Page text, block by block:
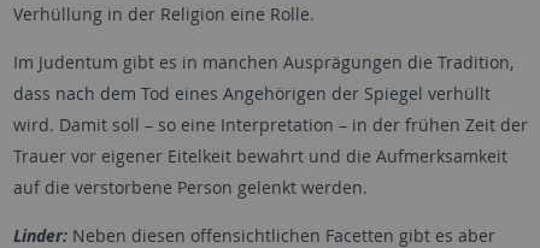
Verhüllung in der Religion eine Rolle.
Im Judentum gibt es in manchen Ausprägungen die Tradition,
dass nach dem Tod eines Angehörigen der Spiegel verhüllt
wird. Damit soll – so eine Interpretation – in der frühen Zeit der
Trauer vor eigener Eitelkeit bewahrt und die Aufmerksamkeit
auf die verstorbene Person gelenkt werden.
Linder:Neben diesen offensichtlichen Facetten gibt es aber